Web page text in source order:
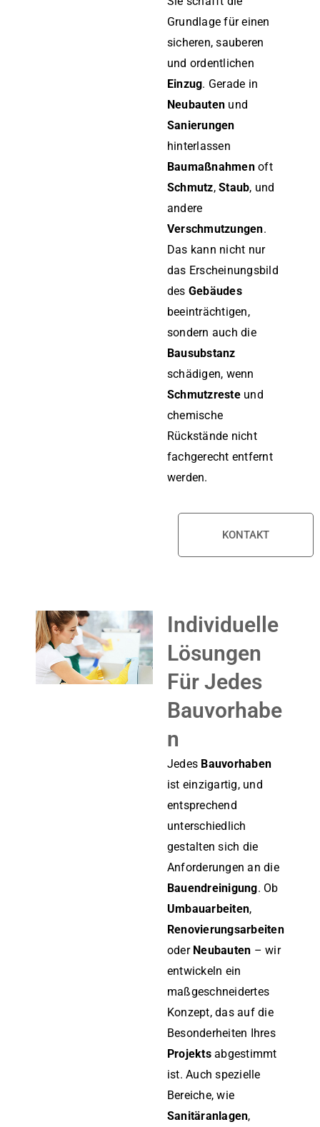
Grundlage für einen
sicheren, sauberen
und ordentlichen
Einzug. Gerade in
Neubauten und
Sanierungen
hinterlassen
Baumaßnahmenoft
Schmutz,Staub, und
andere
Verschmutzungen.
Das kann nicht nur
das Erscheinungsbild
des Gebäudes
beeinträchtigen,
sondern auch die
Bausubstanz
schädigen, wenn
Schmutzresteund
chemische
Rückstände nicht
fachgerecht entfernt
werden.
KONTAKT
Individuelle
Lösungen
Für Jedes
Bauvorhabe
N
Jedes Bauvorhaben
ist einzigartig, und
entsprechend
unterschiedlich
gestalten sich die
Anforderungen an die
Bauendreinigung. Ob
Umbauarbeiten,
Renovierungsarbeiten
oder Neubauten – wir
entwickeln ein
maßgeschneidertes
Konzept, das auf die
Besonderheiten Ihres
Projektsabgestimmt
ist. Auch spezielle
Bereiche, wie
Sanitäranlagen,